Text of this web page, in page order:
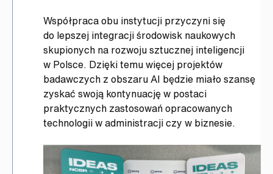
Współpraca obu instytucji przyczyni się
do lepszej integracji środowisk naukowych
skupionych na rozwoju sztucznej inteligencji
w Polsce. Dzięki temu więcej projektów
badawczych z obszaru AI będzie miało szansę
zyskać swoją kontynuację w postaci
praktycznych zastosowań opracowanych
technologii w administracji czy w biznesie.